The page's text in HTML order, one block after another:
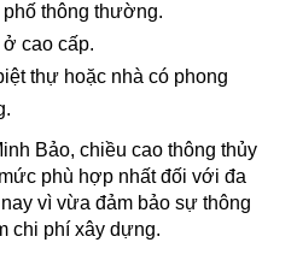
thông thường.
cao cấp.
thự hoặc nhà có phong
Bảo, chiều cao thông thủy
phù hợp nhất đối với đa
vì vừa đảm bảo sự thông
chi phí xây dựng.